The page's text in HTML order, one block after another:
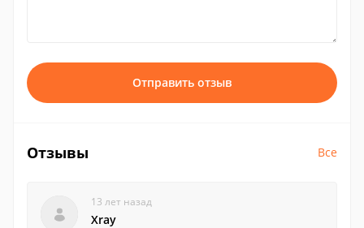
Отправить отзыв
Отзывы Все
13 лет назад
Xray